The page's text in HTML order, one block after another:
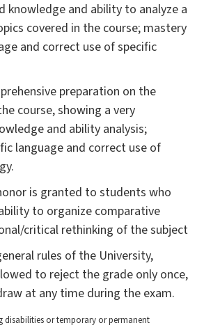
knowledge and ability to analyze a
covered in the course; mastery
and correct use of specific
preparation on the
course, showing a very
and ability analysis;
language and correct use of
is granted to students who
to organize comparative
critical rethinking of the subject
rules of the University,
to reject the grade only once,
at any time during the exam.
disabilities or temporary or permanent